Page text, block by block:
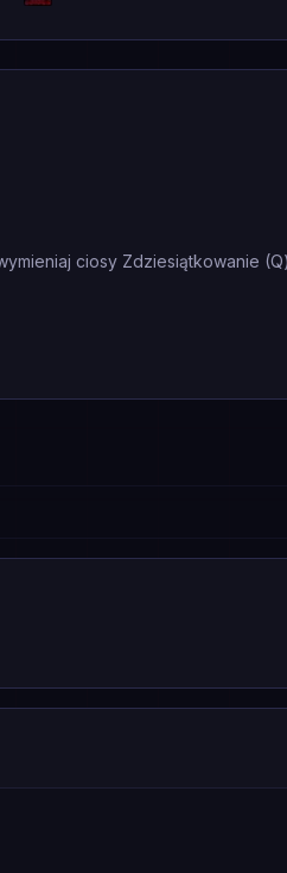
ciosy Zdziesiątkowanie